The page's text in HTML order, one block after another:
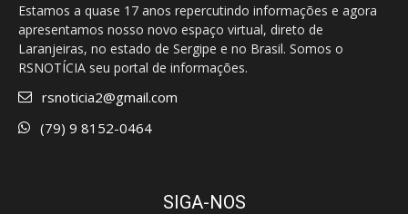
Estamos a quase 17 anos repercutindo informações e agora
apresentamos nosso novo espaço virtual, direto de
Laranjeiras, no estado de Sergipe e no Brasil. Somos o
RSNOTÍCIA seu portal de informações.
rsnoticia2@gmail.com
(79) 9 8152-0464
SIGA-NOS